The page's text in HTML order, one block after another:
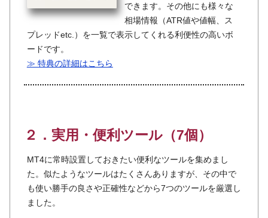
できます。その他にも様々な
相場情報（ATR値や値幅、ス
プレッドetc.）を一覧で表示してくれる利便性の高いボ
ードです。
≫ 特典の詳細はこちら
２．実用・便利ツール（7個）
MT4に常時設置しておきたい便利なツールを集めまし
た。似たようなツールはたくさんありますが、その中で
も使い勝手の良さや正確性などから7つのツールを厳選し
ました。